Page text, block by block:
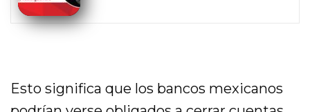
Esto significa que los bancos mexicanos